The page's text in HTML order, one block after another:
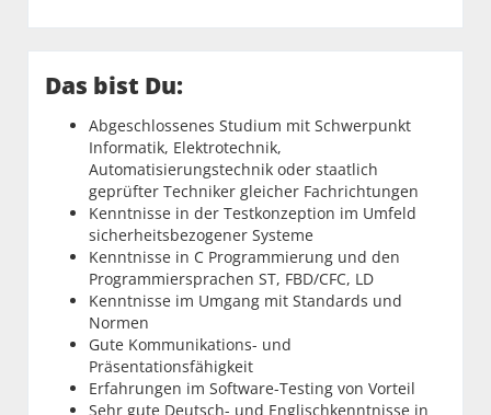
Das bist Du:
Abgeschlossenes Studium mit Schwerpunkt
Informatik, Elektrotechnik,
Automatisierungstechnik oder staatlich
geprüfter Techniker gleicher Fachrichtungen
Kenntnisse in der Testkonzeption im Umfeld
sicherheitsbezogener Systeme
Kenntnisse in C Programmierung und den
Programmiersprachen ST, FBD/CFC, LD
Kenntnisse im Umgang mit Standards und
Normen
Gute Kommunikations- und
Präsentationsfähigkeit
Erfahrungen im Software-Testing von Vorteil
Sehr gute Deutsch- und Englischkenntnisse in